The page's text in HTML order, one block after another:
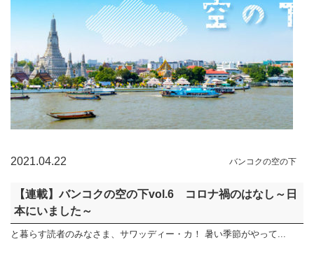
2021.04.22 バンコクの空の下
【連載】バンコクの空の下vol.6 コロナ禍のはなし～日
本にいました～
と暮らす読者のみなさま、サワッディー・カ！ 暑い季節がやって...